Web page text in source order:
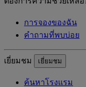
การจองของฉัน
คำถามที่พบบ่อย
เยี่ยมชม เยี่ยมชม
ค้นหาโรงแรม